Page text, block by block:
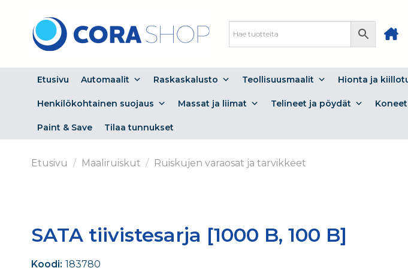
content
Etusivu Automaalit Raskaskalusto Teollisuusmaalit Hionta ja
Henkilökohtainen suojaus Massat ja liimat Telineet ja pöydät
Paint & Save Tilaa tunnukset
Etusivu / Maaliruiskut / Ruiskujen varaosat ja tarvikkeet
SATA tiivistesarja [1000 B, 100 B]
Koodi: 183780